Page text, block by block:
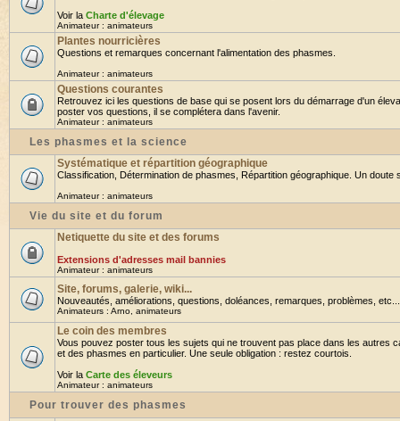
Voir la Charte d'élevage
Animateur : animateurs
Plantes nourricières
Questions et remarques concernant l'alimentation des phasmes.
Animateur : animateurs
Questions courantes
Retrouvez ici les questions de base qui se posent lors du démarrage d'un
poster vos questions, il se complétera dans l'avenir.
Animateur : animateurs
Les phasmes et la science
Systématique et répartition géographique
Classification, Détermination de phasmes, Répartition géographique. Un doute
Animateur : animateurs
Vie du site et du forum
Netiquette du site et des forums
Extensions d'adresses mail bannies
Animateur : animateurs
Site, forums, galerie, wiki...
Nouveautés, améliorations, questions, doléances, remarques, problèmes,
Animateurs : Arno animateurs
Le coin des membres
Vous pouvez poster tous les sujets qui ne trouvent pas place dans les autres
et des phasmes en particulier. Une seule obligation : restez courtois.
Voir la Carte des éleveurs
Animateur : animateurs
Pour trouver des phasmes